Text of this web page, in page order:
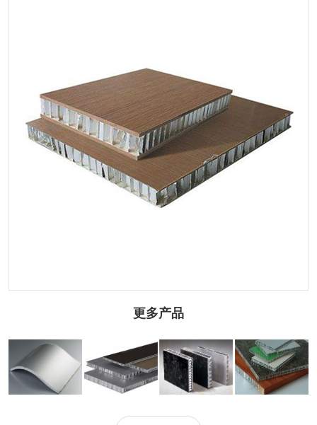
更多产品
弧形蜂窝铝板 石材铝蜂窝板 仿石纹铝蜂窝板 铝蜂窝板幕墙